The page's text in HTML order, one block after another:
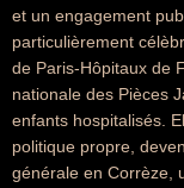
et un engagement
particulièrement
de Paris-Hôpitaux de
nationale des Pièces
enfants hospitalisés.
politique propre,
générale en Corrèze,